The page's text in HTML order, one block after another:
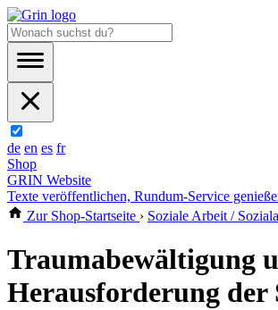
de en es fr
Shop
GRIN Website
Texte veröffentlichen, Rundum-Service
Zur Shop-Startseite › Soziale Arbeit /
Traumabewältigung
Herausforderung der